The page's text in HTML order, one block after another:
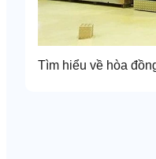
Tìm hiểu về hòa